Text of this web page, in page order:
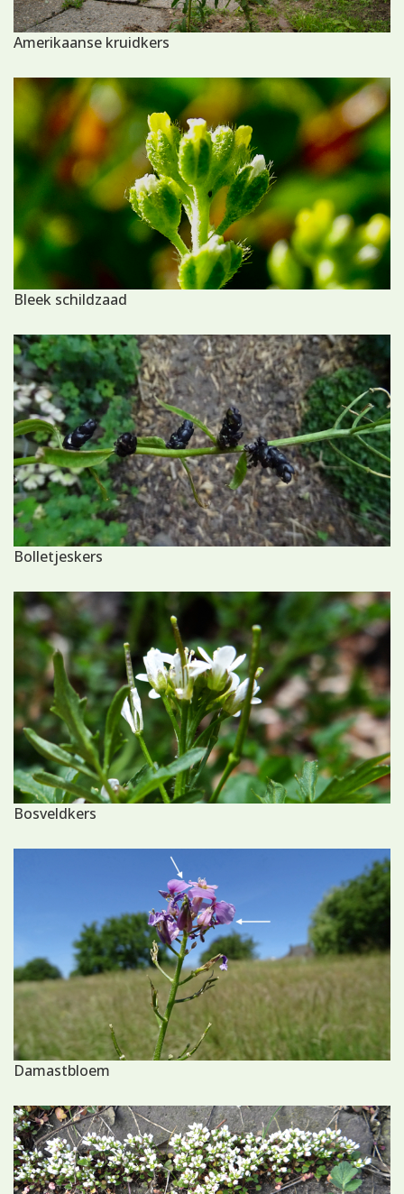
Amerikaanse kruidkers
Bleek schildzaad
Bolletjeskers
Bosveldkers
Damastbloem